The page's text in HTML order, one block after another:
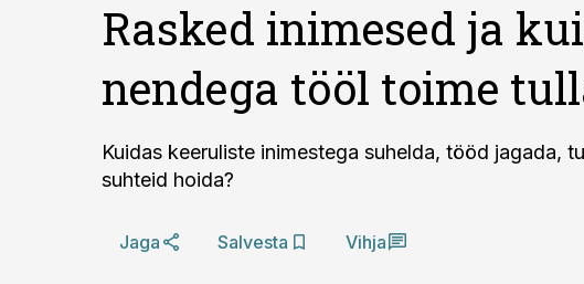
Rasked inimesed ja
nendega tööl toime
Kuidas keeruliste inimestega suhelda, tööd jagada,
suhteid hoida?
Jaga Salvesta Vihja